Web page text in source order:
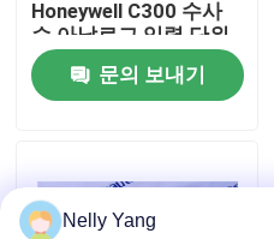
품질 관리
저희와 연락
Honeywell C300 수사
슴 아날로그 입력 단위
문의 보내기
Nelly Yang